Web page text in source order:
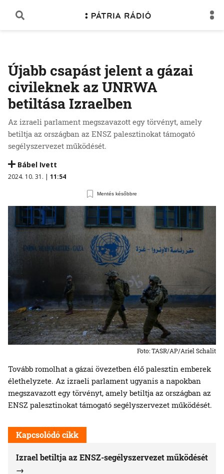
Újabb csapást jelent a gázai
civileknek az UNRWA
betiltása Izraelben
Az izraeli parlament megszavazott egy törvényt, amely
betiltja az országban az ENSZ palesztinokat támogató
segélyszervezet működését.
Bábel Ivett
2024. 10. 31. | 11:54
Mentés későbbre
Foto: TASR/AP/Ariel Schalit
Tovább romolhat a gázai övezetben élő palesztin emberek
élethelyzete. Az izraeli parlament ugyanis a napokban
megszavazott egy törvényt, amely betiltja az országban az
ENSZ palesztinokat támogató segélyszervezet működését.
Kapcsolódó cikk
Izrael betiltja az ENSZ-segélyszervezet működését